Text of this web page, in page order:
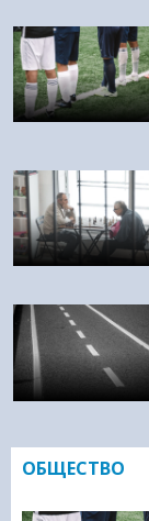
ОБЩЕСТВО